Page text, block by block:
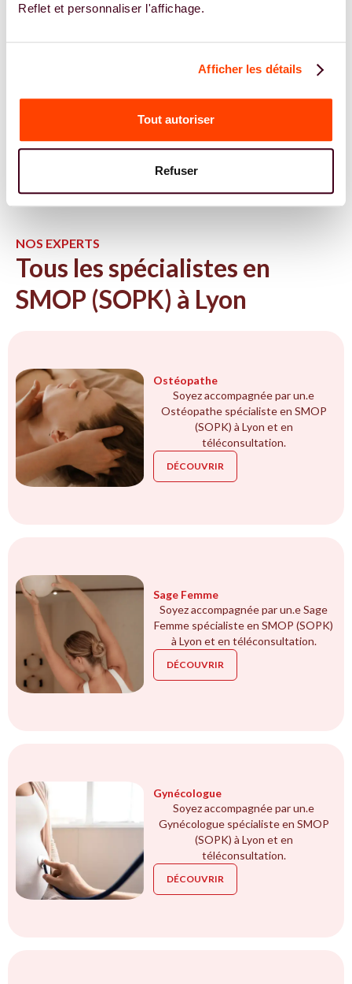
Reflet et personnaliser l'affichage.
Afficher les détails
Tout autoriser
Refuser
NOS EXPERTS
Tous les spécialistes en
SMOP (SOPK) à Lyon
Ostéopathe
Soyez accompagnée par un.e
Ostéopathe spécialiste en SMOP
(SOPK) à Lyon et en
téléconsultation.
DÉCOUVRIR
Sage Femme
Soyez accompagnée par un.e Sage
Femme spécialiste en SMOP (SOPK)
à Lyon et en téléconsultation.
DÉCOUVRIR
Gynécologue
Soyez accompagnée par un.e
Gynécologue spécialiste en SMOP
(SOPK) à Lyon et en
téléconsultation.
DÉCOUVRIR